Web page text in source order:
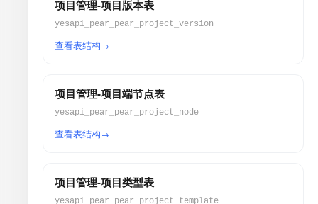
项目管理-项目版本表
yesapi_pear_pear_project_version
查看表结构
项目管理-项目端节点表
yesapi_pear_pear_project_node
查看表结构
项目管理-项目类型表
yesapi_pear_pear_project_template